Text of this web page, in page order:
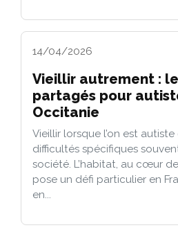
14/04/2026
Vieillir autrement :
partagés pour
Occitanie
Vieillir lorsque l’on est
difficultés spécifiques
société. L’habitat, au cœur
pose un défi particulier en
en...